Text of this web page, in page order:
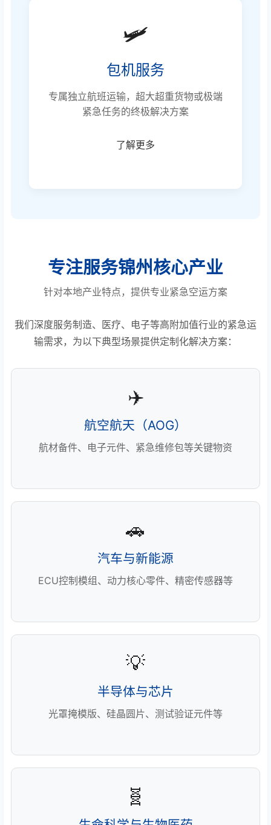
🛩️
包机服务
专属独立航班运输，超大超重货物或极端
紧急任务的终极解决方案
了解更多
专注服务锦州核心产业
针对本地产业特点，提供专业紧急空运方案
我们深度服务制造、医疗、电子等高附加值行业的紧急运
输需求，为以下典型场景提供定制化解决方案：
✈️
航空航天（AOG）
航材备件、电子元件、紧急维修包等关键物资
🚗
汽车与新能源
ECU控制模组、动力核心零件、精密传感器等
💡
半导体与芯片
光罩掩模版、硅晶圆片、测试验证元件等
🧬